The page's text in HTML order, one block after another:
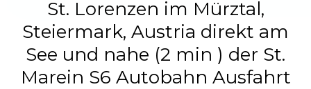
St. Lorenzen im Mürztal,
Steiermark, Austria direkt am
See und nahe (2 min ) der St.
Marein S6 Autobahn Ausfahrt